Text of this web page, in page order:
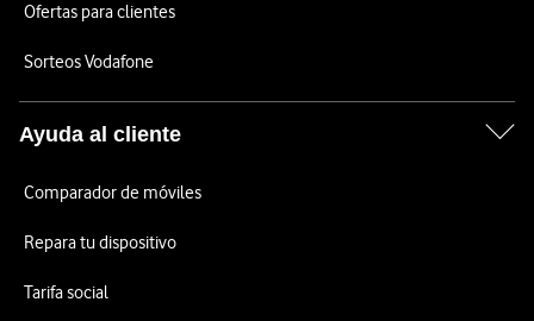
Ofertas para clientes
Sorteos Vodafone
Ayuda al cliente
Comparador de móviles
Repara tu dispositivo
Tarifa social